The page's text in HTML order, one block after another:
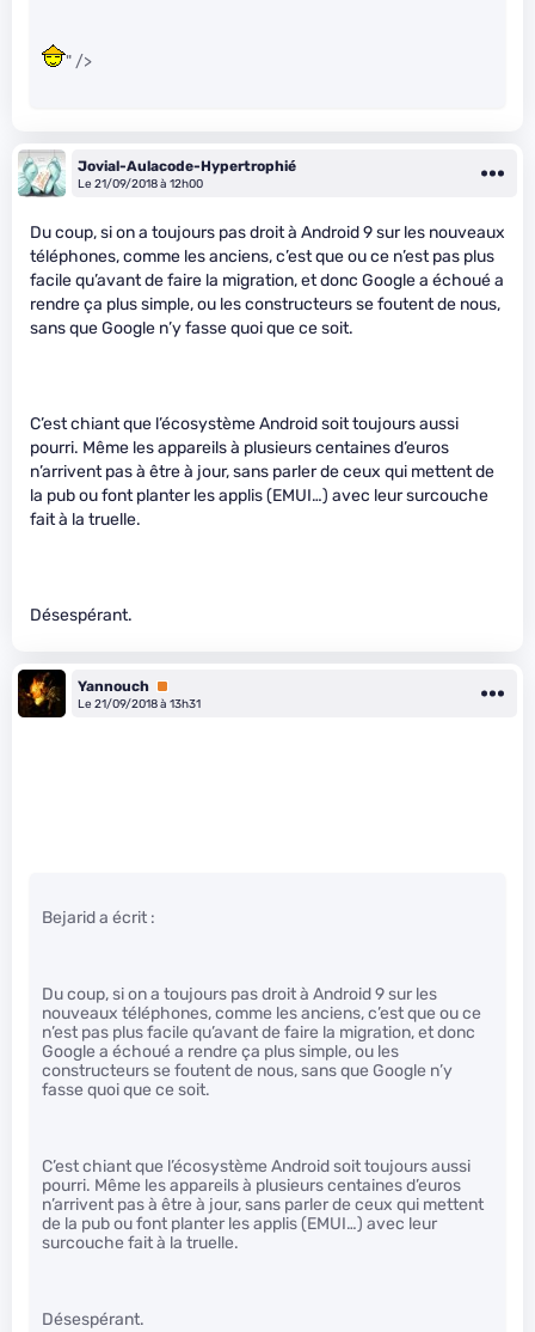
" />
Jovial-Aulacode-Hypertrophié
Le 21/09/2018 à 12h00
Du coup, si on a toujours pas droit à Android 9 sur les nouveaux
téléphones, comme les anciens, c’est que ou ce n’est pas plus
facile qu’avant de faire la migration, et donc Google a échoué a
rendre ça plus simple, ou les constructeurs se foutent de nous,
sans que Google n’y fasse quoi que ce soit.
C’est chiant que l’écosystème Android soit toujours aussi
pourri. Même les appareils à plusieurs centaines d’euros
n’arrivent pas à être à jour, sans parler de ceux qui mettent de
la pub ou font planter les applis (EMUI…) avec leur surcouche
fait à la truelle.
Désespérant.
Yannouch Premium
Le 21/09/2018 à 13h31
Bejarid a écrit :
Du coup, si on a toujours pas droit à Android 9 sur les
nouveaux téléphones, comme les anciens, c’est que ou ce
n’est pas plus facile qu’avant de faire la migration, et donc
Google a échoué a rendre ça plus simple, ou les
constructeurs se foutent de nous, sans que Google n’y
fasse quoi que ce soit.
C’est chiant que l’écosystème Android soit toujours aussi
pourri. Même les appareils à plusieurs centaines d’euros
n’arrivent pas à être à jour, sans parler de ceux qui mettent
de la pub ou font planter les applis (EMUI…) avec leur
surcouche fait à la truelle.
Désespérant.